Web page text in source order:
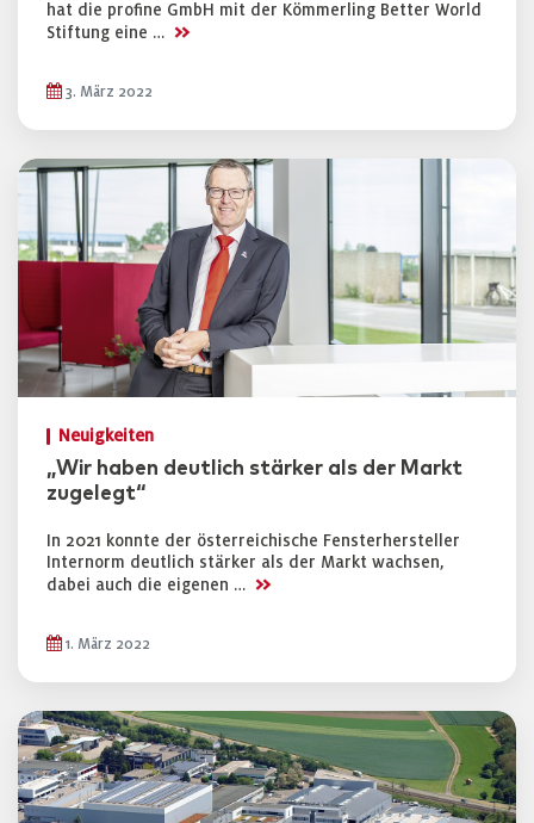
hat die profine GmbH mit der Kömmerling Better World
Stiftung eine … >>
3. März 2022
Neuigkeiten
„Wir haben deutlich stärker als der Markt
zugelegt“
In 2021 konnte der österreichische Fensterhersteller
Internorm deutlich stärker als der Markt wachsen,
dabei auch die eigenen … >>
1. März 2022